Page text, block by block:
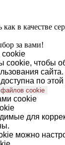
в качестве
за вами!
чтобы
по этой
файлов cookie
cookie
для
можно